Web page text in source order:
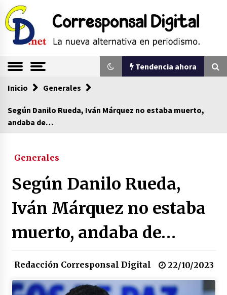
Saltar
al
contenido
Corresponsal
Digital
La nueva alternativa en periodismo
Tendencia ahora
Tendencia ahora
congreso en Colombia
Corina Machado y su sed de poder
17/01/2026
Irán, donde están los pinches grupos
16/01/2026
Inicio Generales
Según Danilo Rueda, Iván Márquez no estaba muerto,
andaba de…
Generales
Según Danilo Rueda,
Iván Márquez no estaba
muerto, andaba de…
Redacción Corresponsal Digital 22/10/2023